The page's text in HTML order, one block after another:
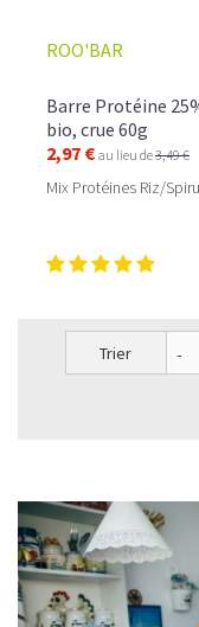
ROO'BAR
Barre Protéine
bio, crue 60g
2,97 € au lieu de3,49 €
Mix Protéines Riz/
Trier